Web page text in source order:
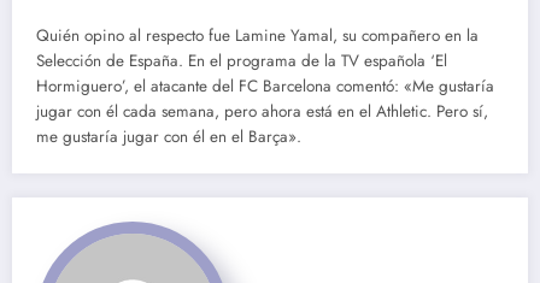
Quién opino al respecto fue Lamine Yamal, su compañero en la
Selección de España. En el programa de la TV española ‘El
Hormiguero’, el atacante del FC Barcelona comentó: «Me gustaría
jugar con él cada semana, pero ahora está en el Athletic. Pero sí,
me gustaría jugar con él en el Barça».